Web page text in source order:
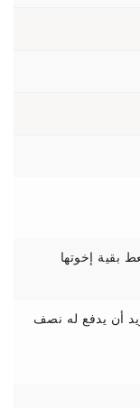
بقية إخوتها
أن يدفع له نصف